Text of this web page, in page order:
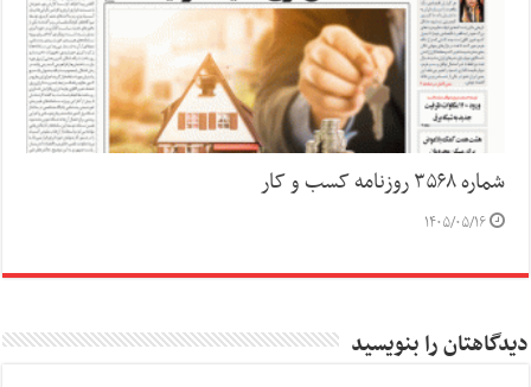
شماره ۳۵۶۸ روزنامه کسب و کار
۱۴۰۵/۰۵/۱۶
دیدگاهتان را بنویسید